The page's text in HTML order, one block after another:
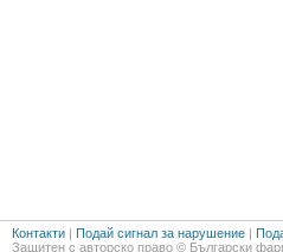
Контакти | Подай сигнал за нарушение |
Защитен с авторско право © Български